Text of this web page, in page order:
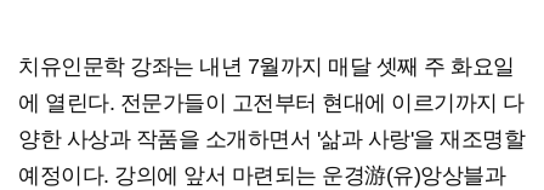
치유인문학 강좌는 내년 7월까지 매달 셋째 주 화요일
에 열린다. 전문가들이 고전부터 현대에 이르기까지 다
양한 사상과 작품을 소개하면서 '삶과 사랑'을 재조명할
예정이다. 강의에 앞서 마련되는 운경游(유)앙상블과